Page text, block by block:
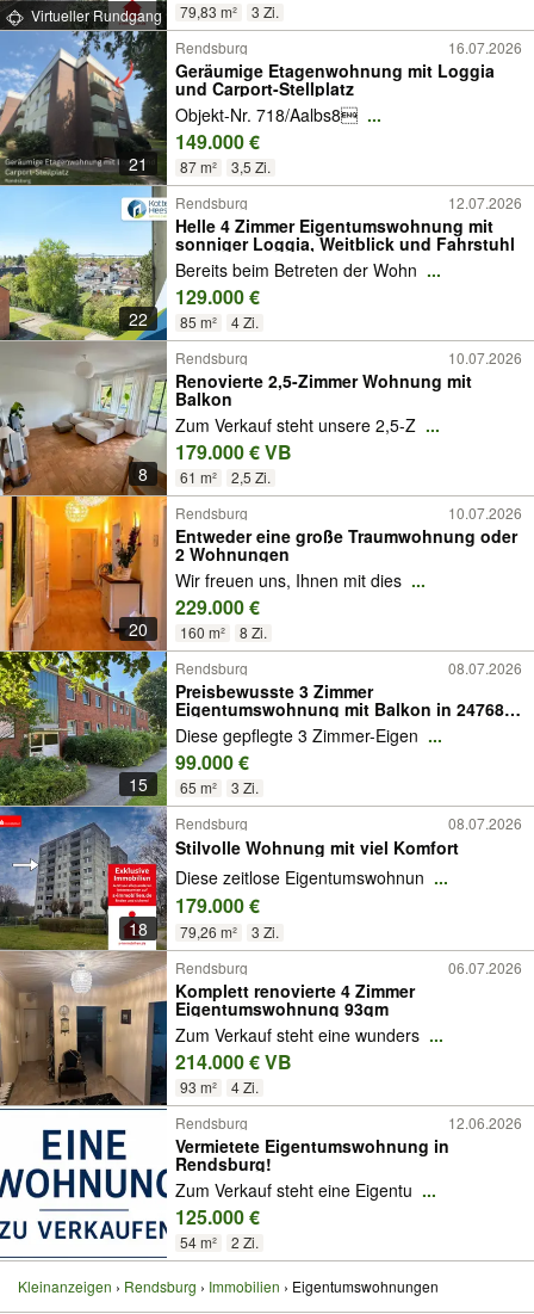
Virtueller Rundgang 79,83 m² 3 Zi.
21
Rendsburg 16.07.2026
Geräumige Etagenwohnung mit Loggia
und Carport-Stellplatz
Objekt-Nr. 718/Aalbs8 ...
149.000 €
87 m² 3,5 Zi.
22
Rendsburg 12.07.2026
Helle 4 Zimmer Eigentumswohnung mit
sonniger Loggia, Weitblick und Fahrstuhl
Bereits beim Betreten der Wohn ...
129.000 €
85 m² 4 Zi.
8
Rendsburg 10.07.2026
Renovierte 2,5-Zimmer Wohnung mit
Balkon
Zum Verkauf steht unsere 2,5-Z ...
179.000 € VB
61 m² 2,5 Zi.
20
Rendsburg 10.07.2026
Entweder eine große Traumwohnung oder
2 Wohnungen
Wir freuen uns, Ihnen mit dies ...
229.000 €
160 m² 8 Zi.
15
Rendsburg 08.07.2026
Preisbewusste 3 Zimmer
Eigentumswohnung mit Balkon in 24768
Rendsburg.
Diese gepflegte 3 Zimmer-Eigen ...
99.000 €
65 m² 3 Zi.
18
Rendsburg 08.07.2026
Stilvolle Wohnung mit viel Komfort
Diese zeitlose Eigentumswohnun ...
179.000 €
79,26 m²
3 Zi.
Rendsburg
06.07.2026
Komplett renovierte 4 Zimmer
Eigentumswohnung 93qm
Zum Verkauf steht eine wunders ...
214.000 € VB
93 m²
4 Zi.
Rendsburg
12.06.2026
Vermietete Eigentumswohnung in
Rendsburg!
Zum Verkauf steht eine Eigentu ...
125.000 €
54 m² 2 Zi.
Kleinanzeigen Rendsburg Immobilien Eigentumswohnungen